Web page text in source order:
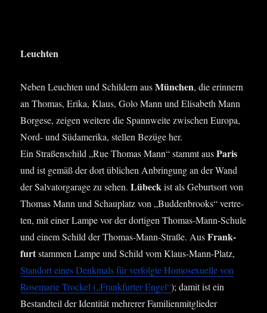
Leuch­ten
Neben Leuch­ten und Schil­dern ausMün­chen, die erin­nern
an Tho­mas, Eri­ka, Klaus, Golo Mann und Eli­sa­beth Mann
Bor­ge­se, zei­gen wei­te­re die Spann­wei­te zwi­schen Euro­pa,
Nord- und Süd­ame­ri­ka, stel­len Bezü­ge her.
Ein Stra­ßen­schild „Rue Tho­mas Mann“ stammt ausParis
und ist gemäß der dort übli­chen Anbrin­gung an der Wand
der Sal­vat­or­ga­ra­ge zu sehen.Lübeckist als Geburts­ort von
Tho­mas Mann und Schau­platz von „Bud­den­brooks“ ver­tre­
ten, mit einer Lam­pe vor der dor­ti­gen Tho­mas-Mann-Schu­le
und einem Schild der Tho­mas-Mann-Stra­ße. AusFrank­
furtstam­men Lam­pe und Schild vom Klaus-Mann-Platz,
Stand­ort eines Denk­mals für ver­folg­te Homo­se­xu­el­le von
Rose­ma­rie Trockel („Frank­fur­ter Engel“); damit ist ein
Bestand­teil der Iden­ti­tät meh­re­rer Fami­li­en­mit­glie­der